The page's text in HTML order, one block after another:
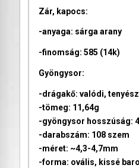
Zár, kapocs:
-anyaga: sárga arany
-finomság: 585 (14k)
Gyöngysor:
-drágakő: valódi,
-tömeg: 11,64g
-gyöngysor hosszúság:
-darabszám: 108 szem
-méret: ~4,3-4,7mm
-forma: ovális, kissé